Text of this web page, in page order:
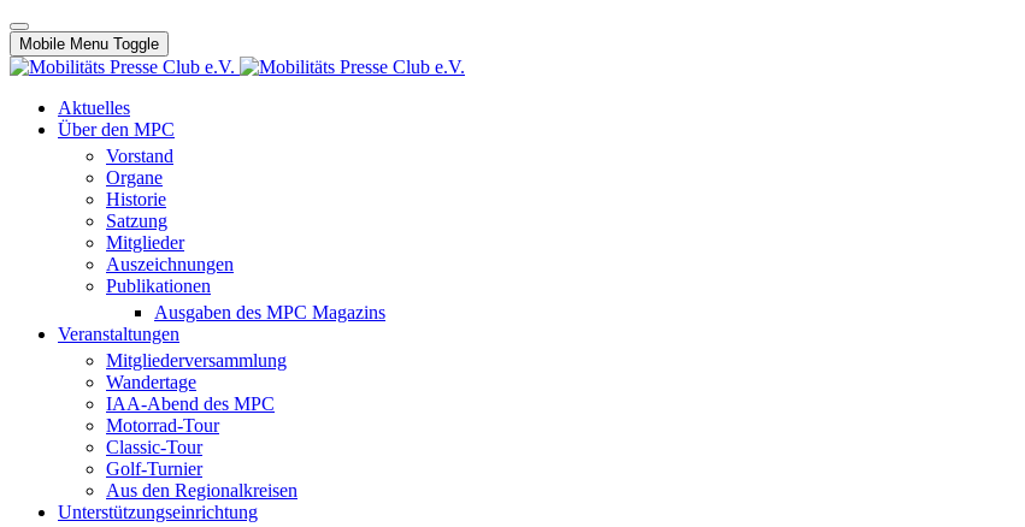
Mobile Menu Toggle
Aktuelles
Über den MPC
Vorstand
Organe
Historie
Satzung
Mitglieder
Auszeichnungen
Publikationen
Ausgaben des MPC Magazins
Veranstaltungen
Mitgliederversammlung
Wandertage
IAA-Abend des MPC
Motorrad-Tour
Classic-Tour
Golf-Turnier
Aus den Regionalkreisen
Unterstützungseinrichtung